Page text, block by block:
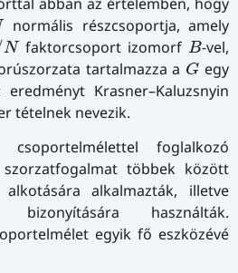
normális részcsoportja, amely
N
N faktorcsoport izomorf B
B-vel,
tartalmazza a G
G egy
Krasner–Kaluzsnyin
tételnek nevezik.
foglalkozó
többek között
alkalmazták, illetve
bizonyítására használták.
egyik fő eszközévé